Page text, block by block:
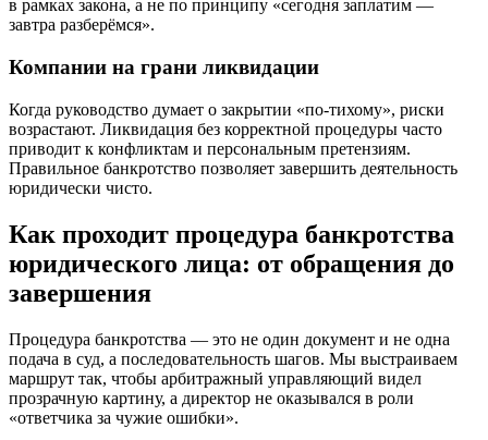
в рамках закона, а не по принципу «сегодня заплатим —
завтра разберёмся».
Компании на грани ликвидации
Когда руководство думает о закрытии «по-тихому», риски
возрастают. Ликвидация без корректной процедуры часто
приводит к конфликтам и персональным претензиям.
Правильное банкротство позволяет завершить деятельность
юридически чисто.
Как проходит процедура банкротства
юридического лица: от обращения до
завершения
Процедура банкротства — это не один документ и не одна
подача в суд, а последовательность шагов. Мы выстраиваем
маршрут так, чтобы арбитражный управляющий видел
прозрачную картину, а директор не оказывался в роли
«ответчика за чужие ошибки».